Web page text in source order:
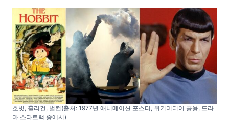
호빗, 훌리건, 벌컨(출처: 1977년 애니메이션 포스터, 위키미디어 공용, 드라
마 스타트랙 중에서)